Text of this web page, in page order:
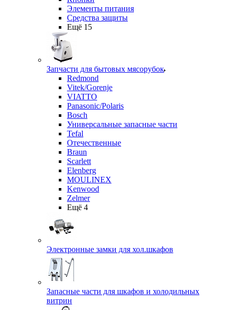
Элементы питания
Средства защиты
Ещё 15
Запчасти для бытовых мясорубок
Redmond
Vitek/Gorenje
VIATTO
Panasonic/Polaris
Bosch
Универсальные запасные части
Tefal
Отечественные
Braun
Scarlett
Elenberg
MOULINEX
Kenwood
Zelmer
Ещё 4
Электронные замки для хол.шкафов
Запасные части для шкафов и холодильных
витрин